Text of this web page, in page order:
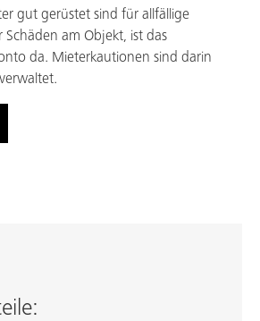
gut gerüstet sind für allfällige
Schäden am Objekt, ist das
da. Mieterkautionen sind darin